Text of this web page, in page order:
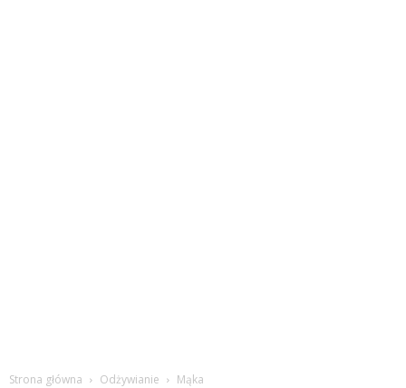
Strona główna Odżywianie Mąka